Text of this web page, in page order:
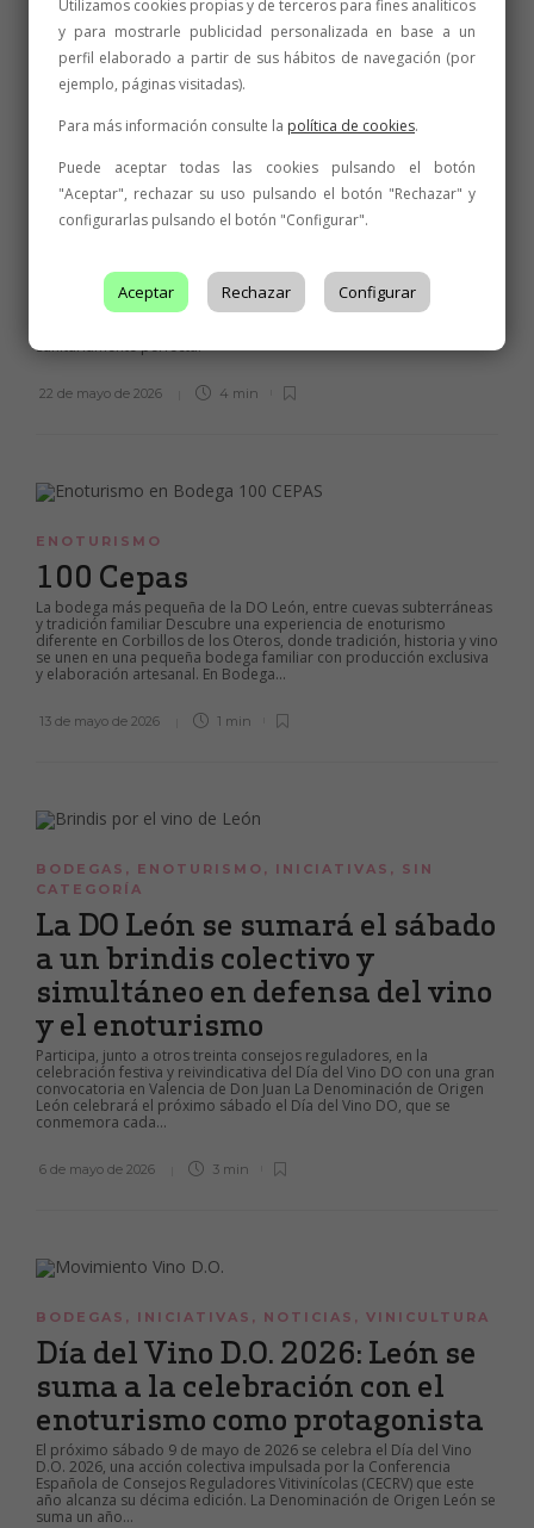
NOTICIAS ,PREMIOS
Los vinos de la DO León de la
añada 2025 alcanzan por
novena vez en su historia la
calificación de ‘excelente’
Los vinos de la DO León logran por novena vez la calificación de
‘excelente’ con la añada 2025: cuatro blancos de Albarín y ocho de
sanitariamente perfecta.
22 de mayo de 2026 4 min
ENOTURISMO
100 Cepas
La bodega más pequeña de la DO León, entre cuevas subterráneas
y tradición familiar Descubre una experiencia de enoturismo
diferente en Corbillos de los Oteros, donde tradición, historia y vino
se unen en una pequeña bodega familiar con producción exclusiva
y elaboración artesanal. En Bodega...
13 de mayo de 2026 1 min
BODEGAS , ENOTURISMO , INICIATIVAS , SIN
CATEGORÍA
La DO León se sumará el sábado
a un brindis colectivo y
simultáneo en defensa del vino
y el enoturismo
Participa, junto a otros treinta consejos reguladores, en la
celebración festiva y reivindicativa del Día del Vino DO con una gran
convocatoria en Valencia de Don Juan La Denominación de Origen
León celebrará el próximo sábado el Día del Vino DO, que se
conmemora cada...
6 de mayo de 2026 3 min
BODEGAS , INICIATIVAS , NOTICIAS , VINICULTURA
Día del Vino D.O. 2026: León se
suma a la celebración con el
enoturismo como protagonista
El próximo sábado 9 de mayo de 2026 se celebra el Día del Vino
D.O. 2026, una acción colectiva impulsada por la Conferencia
Española de Consejos Reguladores Vitivinícolas (CECRV) que este
año alcanza su décima edición. La Denominación de Origen León se
suma un año...
Utilizamos cookies propias y de terceros para fines analíticos
y para mostrarle publicidad personalizada en base a un
perfil elaborado a partir de sus hábitos de navegación (por
ejemplo, páginas visitadas).
Para más información consulte la política de cookies.
Puede aceptar todas las cookies pulsando el botón
"Aceptar", rechazar su uso pulsando el botón "Rechazar" y
configurarlas pulsando el botón "Configurar".
Aceptar Rechazar Configurar